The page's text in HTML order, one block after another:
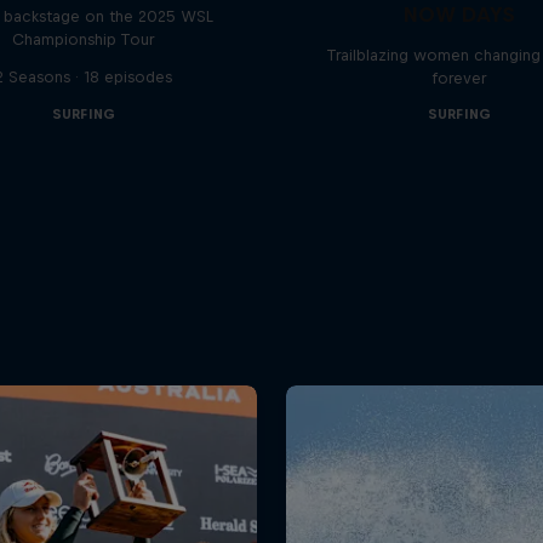
on the 2025 WSL
Championship Tour
Seasons · 18 episodes
SURFING
Trailblazing women changing
forever
SURFING